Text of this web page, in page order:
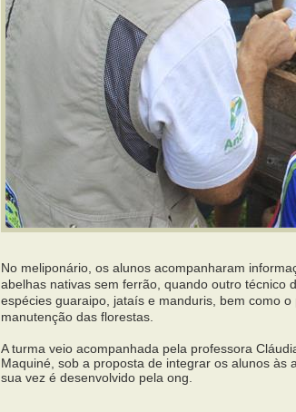
No meliponário, os alunos acompanharam
abelhas nativas sem ferrão, quando outro técnico
espécies guaraipo, jataís e manduris, bem como
manutenção das florestas.
A turma veio acompanhada pela professora
Maquiné, sob a proposta de integrar os alunos às
sua vez é desenvolvido pela ong.